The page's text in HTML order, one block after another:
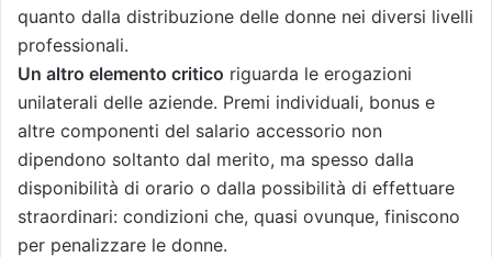
quanto dalla distribuzione delle donne nei diversi livelli
professionali.
Un altro elemento critico riguarda le erogazioni
unilaterali delle aziende. Premi individuali, bonus e
altre componenti del salario accessorio non
dipendono soltanto dal merito, ma spesso dalla
disponibilità di orario o dalla possibilità di effettuare
straordinari: condizioni che, quasi ovunque, finiscono
per penalizzare le donne.